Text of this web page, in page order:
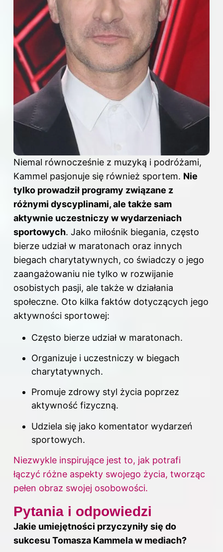
Niemal równocześnie z muzyką i podróżami,
Kammel pasjonuje się również sportem. Nie
tylko prowadził programy związane z
różnymi dyscyplinami, ale także sam
aktywnie uczestniczy w wydarzeniach
sportowych. Jako miłośnik biegania, często
bierze udział w maratonach oraz innych
biegach charytatywnych, co świadczy o jego
zaangażowaniu nie tylko w rozwijanie
osobistych pasji, ale także w działania
społeczne. Oto kilka faktów dotyczących jego
aktywności sportowej:
Często bierze udział w maratonach.
Organizuje i uczestniczy w biegach
charytatywnych.
Promuje zdrowy styl życia poprzez
aktywność fizyczną.
Udziela się jako komentator wydarzeń
sportowych.
Niezwykle inspirujące jest to, jak potrafi
łączyć różne aspekty swojego życia, tworząc
pełen obraz swojej osobowości.
Pytania i odpowiedzi
Jakie umiejętności przyczyniły się do
sukcesu Tomasza Kammela w mediach?